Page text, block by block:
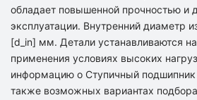
обладает повышенной прочностью и
эксплуатации. Внутренний диаметр
[d_in] мм. Детали устанавливаются
применения условиях высоких
информацию о Ступичный подшипник
также возможных вариантах